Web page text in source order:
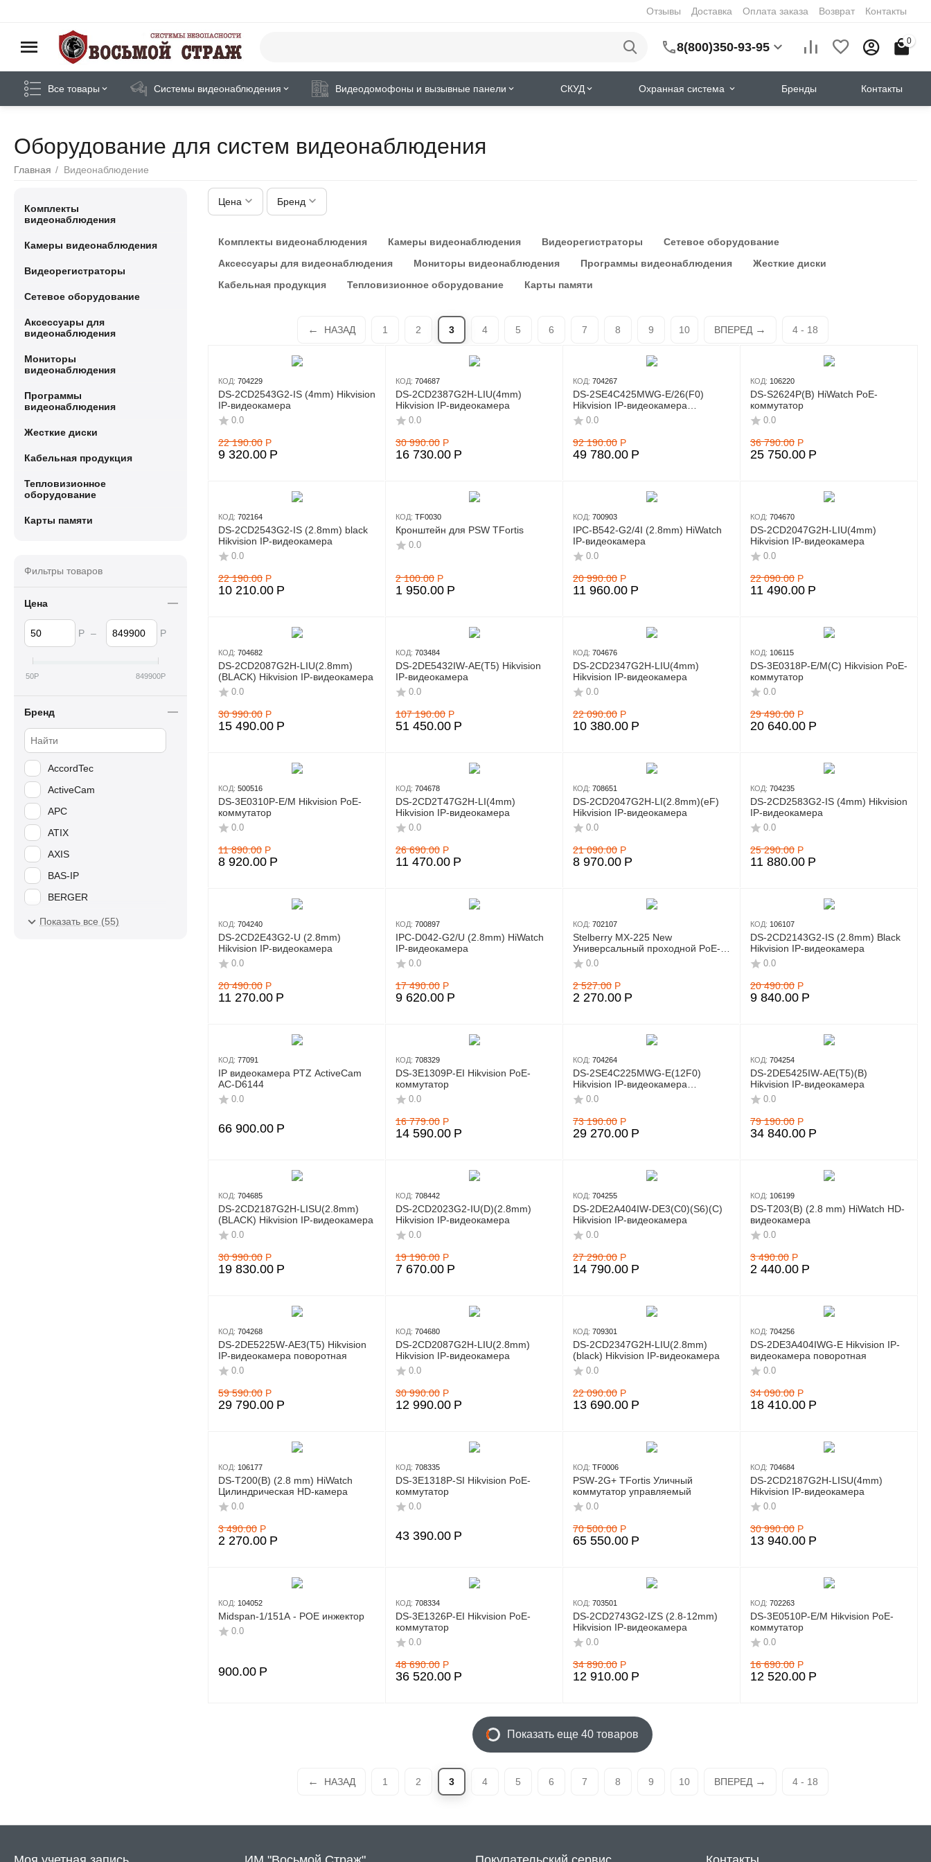
Отзывы Доставка Оплата заказа Возврат Контакты
8(800)350-93-95 0
Все товары Системы видеонаблюдения Видеодомофоны и вызывные панели СКУД Охранная система Бренды Контакты
Оборудование для систем видеонаблюдения
Главная / Видеонаблюдение
Цена Бренд
Комплекты видеонаблюдения Камеры видеонаблюдения Видеорегистраторы
Сетевое оборудование
Аксессуары для видеонаблюдения
Мониторы видеонаблюдения Программы видеонаблюдения
Жесткие диски
Кабельная продукция
Тепловизионное оборудование Карты памяти
НАЗАД 1 2 3 4 5 6 7 8 9 10 ВПЕРЕД 4 - 18
КОД: 704229
DS-2CD2543G2-IS (4mm) Hikvision
IP-видеокамера
0.0
22 190.00 Р
9 320.00 Р
КОД: 704687
DS-2CD2387G2H-LIU(4mm)
Hikvision IP-видеокамера
0.0
30 990.00 Р
16 730.00 Р
КОД: 704267
DS-2SE4C425MWG-E/26(F0)
Hikvision IP-видеокамера
поворотная
0.0
92 190.00 Р
49 780.00 Р
КОД: 106220
DS-S2624P(B) HiWatch PoE-
коммутатор
0.0
36 790.00 Р
25 750.00 Р
КОД: 702164
DS-2CD2543G2-IS (2.8mm) black
Hikvision IP-видеокамера
0.0
22 190.00 Р
10 210.00 Р
КОД: TF0030
Кронштейн для PSW TFortis
0.0
2 100.00 Р
1 950.00 Р
КОД: 700903
IPC-B542-G2/4I (2.8mm) HiWatch
IP-видеокамера
0.0
20 990.00 Р
11 960.00 Р
КОД: 704670
DS-2CD2047G2H-LIU(4mm)
Hikvision IP-видеокамера
0.0
22 090.00 Р
11 490.00 Р
КОД: 704682
DS-2CD2087G2H-LIU(2.8mm)
(BLACK) Hikvision IP-видеокамера
0.0
30 990.00 Р
15 490.00 Р
КОД: 703484
DS-2DE5432IW-AE(T5) Hikvision
IP-видеокамера
0.0
107 190.00 Р
51 450.00 Р
КОД: 704676
DS-2CD2347G2H-LIU(4mm)
Hikvision IP-видеокамера
0.0
22 090.00 Р
10 380.00 Р
КОД: 106115
DS-3E0318P-E/M(C) Hikvision PoE-
коммутатор
0.0
29 490.00 Р
20 640.00 Р
КОД: 500516
DS-3E0310P-E/M Hikvision PoE-
коммутатор
0.0
11 890.00 Р
8 920.00 Р
КОД: 704678
DS-2CD2T47G2H-LI(4mm)
Hikvision IP-видеокамера
0.0
26 690.00 Р
11 470.00 Р
КОД: 708651
DS-2CD2047G2H-LI(2.8mm)(eF)
Hikvision IP-видеокамера
0.0
21 090.00 Р
8 970.00 Р
КОД: 704235
DS-2CD2583G2-IS (4mm) Hikvision
IP-видеокамера
0.0
25 290.00 Р
11 880.00 Р
КОД: 704240
DS-2CD2E43G2-U (2.8mm)
Hikvision IP-видеокамера
0.0
20 490.00 Р
11 270.00 Р
КОД: 700897
IPC-D042-G2/U (2.8mm) HiWatch
IP-видеокамера
0.0
17 490.00 Р
9 620.00 Р
КОД: 702107
Stelberry MX-225 New
Универсальный проходной PoE-
сплиттер
0.0
2 527.00 Р
2 270.00 Р
КОД: 106107
DS-2CD2143G2-IS (2.8mm) Black
Hikvision IP-видеокамера
0.0
20 490.00 Р
9 840.00 Р
КОД: 77091
IP видеокамера PTZ ActiveCam
AC-D6144
0.0
66 900.00 Р
КОД: 708329
DS-3E1309P-EI Hikvision PoE-
коммутатор
0.0
16 779.00 Р
14 590.00 Р
КОД: 704264
DS-2SE4C225MWG-E(12F0)
Hikvision IP-видеокамера
поворотная
0.0
73 190.00 Р
29 270.00 Р
КОД: 704254
DS-2DE5425IW-AE(T5)(B)
Hikvision IP-видеокамера
0.0
79 190.00 Р
34 840.00 Р
КОД: 704685
DS-2CD2187G2H-LISU(2.8mm)
(BLACK) Hikvision IP-видеокамера
0.0
30 990.00 Р
19 830.00 Р
КОД: 708442
DS-2CD2023G2-IU(D)(2.8mm)
Hikvision IP-видеокамера
0.0
19 190.00 Р
7 670.00 Р
КОД: 704255
DS-2DE2A404IW-DE3(C0)(S6)(C)
Hikvision IP-видеокамера
0.0
27 290.00 Р
14 790.00 Р
КОД: 106199
DS‑T203(B) (2.8 mm) HiWatch HD-
видеокамера
0.0
3 490.00 Р
2 440.00 Р
КОД: 704268
DS-2DE5225W-AE3(T5) Hikvision
IP-видеокамера поворотная
0.0
59 590.00 Р
29 790.00 Р
КОД: 704680
DS-2CD2087G2H-LIU(2.8mm)
Hikvision IP-видеокамера
0.0
30 990.00 Р
12 990.00 Р
КОД: 709301
DS-2CD2347G2H-LIU(2.8mm)
(black) Hikvision IP-видеокамера
0.0
22 090.00 Р
13 690.00 Р
КОД: 704256
DS-2DE3A404IWG-E Hikvision IP-
видеокамера поворотная
0.0
34 090.00 Р
18 410.00 Р
КОД: 106177
DS-T200(B) (2.8 mm) HiWatch
Цилиндрическая HD-камера
0.0
3 490.00 Р
2 270.00 Р
КОД: 708335
DS-3E1318P-SI Hikvision PoE-
коммутатор
0.0
43 390.00 Р
КОД: TF0006
PSW-2G+ TFortis Уличный
коммутатор управляемый
0.0
70 500.00 Р
65 550.00 Р
КОД: 704684
DS-2CD2187G2H-LISU(4mm)
Hikvision IP-видеокамера
0.0
30 990.00 Р
13 940.00 Р
КОД: 104052
Midspan-1/151A - POE инжектор
0.0
900.00 Р
КОД: 708334
DS-3E1326P-EI Hikvision PoE-
коммутатор
0.0
48 690.00 Р
36 520.00 Р
КОД: 703501
DS-2CD2743G2-IZS (2.8-12mm)
Hikvision IP-видеокамера
0.0
34 890.00 Р
12 910.00 Р
КОД: 702263
DS-3E0510P-E/M Hikvision PoE-
коммутатор
0.0
16 690.00 Р
12 520.00 Р
Показать еще 40 товаров
НАЗАД 1 2 3 4 5 6 7 8 9 10 ВПЕРЕД 4 - 18
Комплекты
видеонаблюдения
Камеры видеонаблюдения
Видеорегистраторы
Сетевое оборудование
Аксессуары для
видеонаблюдения
Мониторы
видеонаблюдения
Программы
видеонаблюдения
Жесткие диски
Кабельная продукция
Тепловизионное
оборудование
Карты памяти
Фильтры товаров
Цена
Р – Р
50Р 849900Р
Бренд
AccordTec
ActiveCam
APC
ATIX
AXIS
BAS-IP
BERGER
BEWARD
Показать все (55)